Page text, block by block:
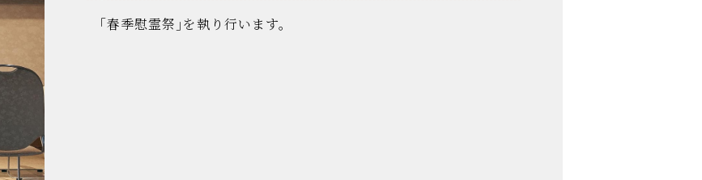
｢春季慰霊祭｣を執り行います。